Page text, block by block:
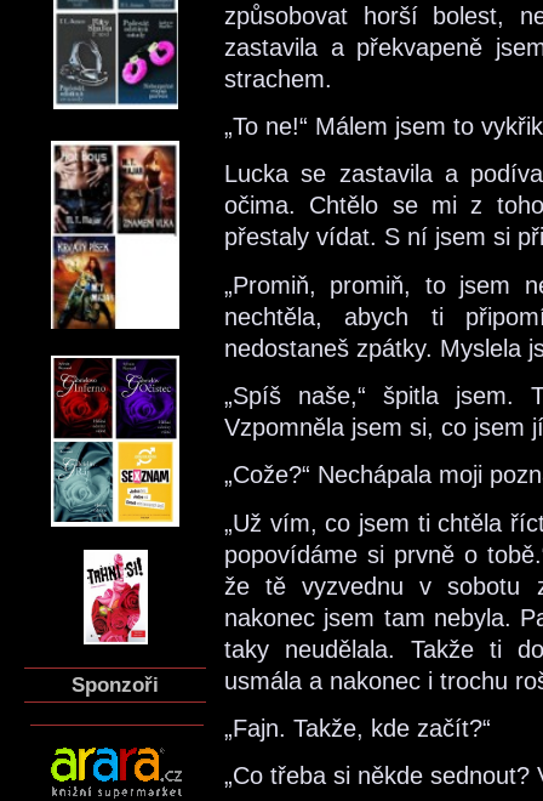
Sponzoři
způsobovat horší bolest,
zastavila a překvapeně
strachem.
„To ne!“ Málem jsem to
Lucka se zastavila a
očima. Chtělo se mi z
přestaly vídat. S ní jsem si
„Promiň, promiň, to jsem
nechtěla, abych ti
nedostaneš zpátky. Myslela
„Spíš naše,“ špitla jsem.
Vzpomněla jsem si, co jsem
„Cože?“ Nechápala moji
„Už vím, co jsem ti chtěla
popovídáme si prvně o
že tě vyzvednu v sobotu
nakonec jsem tam nebyla.
taky neudělala. Takže ti
usmála a nakonec i trochu
„Fajn. Takže, kde začít?“
„Co třeba si někde sednout?